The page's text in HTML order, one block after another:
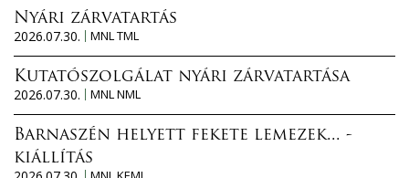
Nyári zárvatartás
2026.07.30.
MNL TML
Kutatószolgálat nyári zárvatartása
2026.07.30.
MNL NML
Barnaszén helyett fekete lemezek... -
kiállítás